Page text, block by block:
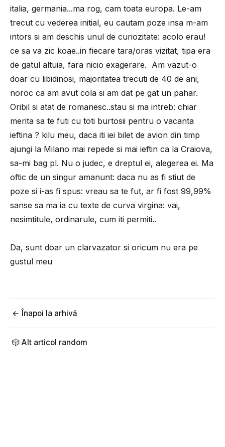
italia, germania...ma rog, cam toata europa. Le-am
trecut cu vederea initial, eu cautam poze insa m-am
intors si am deschis unul de curiozitate: acolo erau!
ce sa va zic koae..in fiecare tara/oras vizitat, tipa era
de gatul altuia, fara nicio exagerare. Am vazut-o
doar cu libidinosi, majoritatea trecuti de 40 de ani,
noroc ca am avut cola si am dat pe gat un pahar.
Oribil si atat de romanesc..stau si ma intreb: chiar
merita sa te futi cu toti burtosii pentru o vacanta
ieftina ? kilu meu, daca iti iei bilet de avion din timp
ajungi la Milano mai repede si mai ieftin ca la Craiova,
sa-mi bag pl. Nu o judec, e dreptul ei, alegerea ei. Ma
oftic de un singur amanunt: daca nu as fi stiut de
poze si i-as fi spus: vreau sa te fut, ar fi fost 99,99%
sanse sa ma ia cu texte de curva virgina: vai,
nesimtitule, ordinarule, cum iti permiti..
Da, sunt doar un clarvazator si oricum nu era pe
gustul meu
← Înapoi la arhivă
🎲 Alt articol random